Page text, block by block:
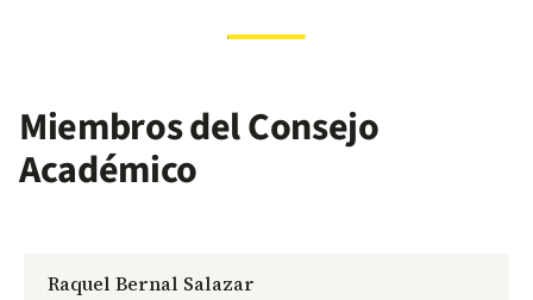
Miembros del Consejo
Académico
Raquel Bernal Salazar